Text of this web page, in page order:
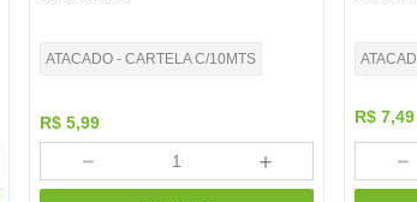
ATACADO - CARTELA C/10MTS
R$ 5,99
＋
－
R$ 7,49
－